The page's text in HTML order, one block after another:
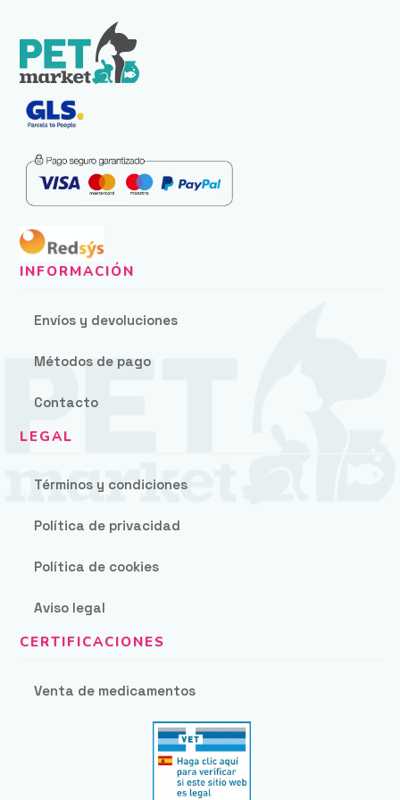
Envíos y devoluciones
Métodos de pago
Contacto
Términos y condiciones
Política de privacidad
Política de cookies
Aviso legal
Venta de medicamentos